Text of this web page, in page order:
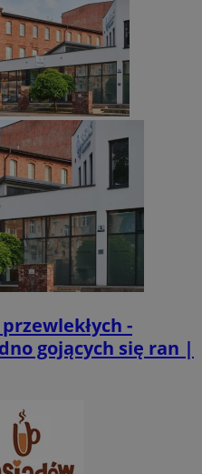
-
gojących się ran |